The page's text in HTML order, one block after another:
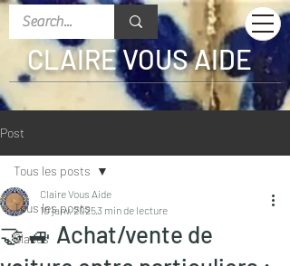
CLAIRE VOUS AIDE
Post
Tous les posts
Glaces
Tous les posts
🤝 🚙 Achat/vente de
Claire Vous Aide
10 janv. 20253 min de lecture